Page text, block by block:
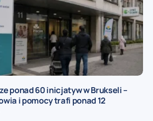
ponad 60 inicjatyw w Brukseli –
i pomocy trafi ponad 12